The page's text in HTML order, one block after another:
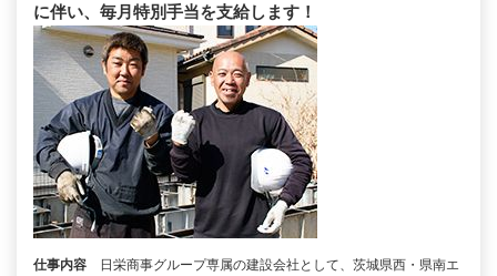
に伴い、毎月特別手当を支給します！
仕事内容
日栄商事グループ専属の建設会社として、茨城県西・県南エ